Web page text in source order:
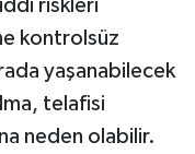
riskleri
kontrolsüz
yaşanabilecek
telafisi
neden olabilir.